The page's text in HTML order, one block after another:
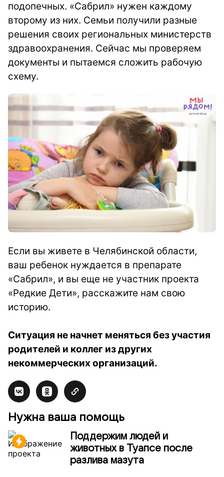
подопечных. «Сабрил» нужен каждому
второму из них. Семьи получили разные
решения своих региональных министерств
здравоохранения. Сейчас мы проверяем
документы и пытаемся сложить рабочую
схему.
Если вы живете в Челябинской области,
ваш ребенок нуждается в препарате
«Сабрил», и вы еще не участник проекта
«Редкие Дети», расскажите нам свою
историю.
Ситуация не начнет меняться без участия
родителей и коллег из других
некоммерческих организаций.
Нужна ваша помощь
Поддержим людей и
животных в Туапсе после
разлива мазута